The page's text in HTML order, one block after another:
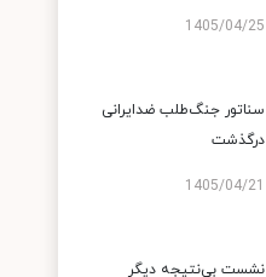
1405/04/25
سناتور جنگ‌طلب ضدایرانی
درگذشت
1405/04/21
نشست بی‌نتیجه دیگر